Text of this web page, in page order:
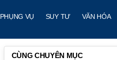
PHỤNG VỤ SUY TƯ VĂN HÓA
CÙNG CHUYÊN MỤC